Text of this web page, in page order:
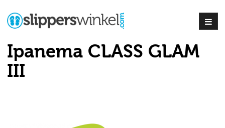
Ipanema CLASS GLAM
III